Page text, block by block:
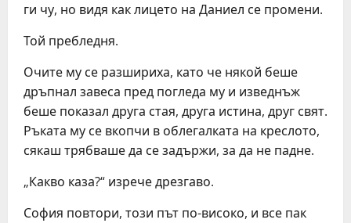
ги чу, но видя как лицето на Даниел се промени.
Той пребледня.
Очите му се разшириха, като че някой беше
дръпнал завеса пред погледа му и изведнъж
беше показал друга стая, друга истина, друг свят.
Ръката му се вкопчи в облегалката на креслото,
сякаш трябваше да се задържи, за да не падне.
„Какво каза?“ изрече дрезгаво.
София повтори, този път по-високо, и все пак